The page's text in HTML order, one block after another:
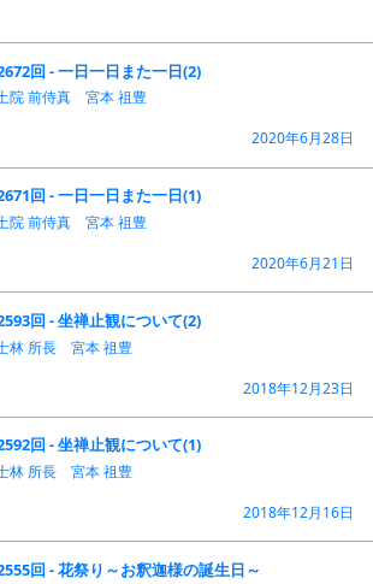
回 - 一日一日また一日(2)
院 前侍真 宮本 祖豊
2020年6月28日
回 - 一日一日また一日(1)
院 前侍真 宮本 祖豊
2020年6月21日
回 - 坐禅止観について(2)
林 所長 宮本 祖豊
2018年12月23日
回 - 坐禅止観について(1)
林 所長 宮本 祖豊
2018年12月16日
回 - 花祭り～お釈迦様の誕生日～